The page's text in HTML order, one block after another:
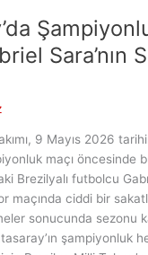
Sara’nın
9 Mayıs 2026
maçı öncesinde
Brezilyalı futbolcu
maçında ciddi bir
sonucunda sezonu
şampiyonluk